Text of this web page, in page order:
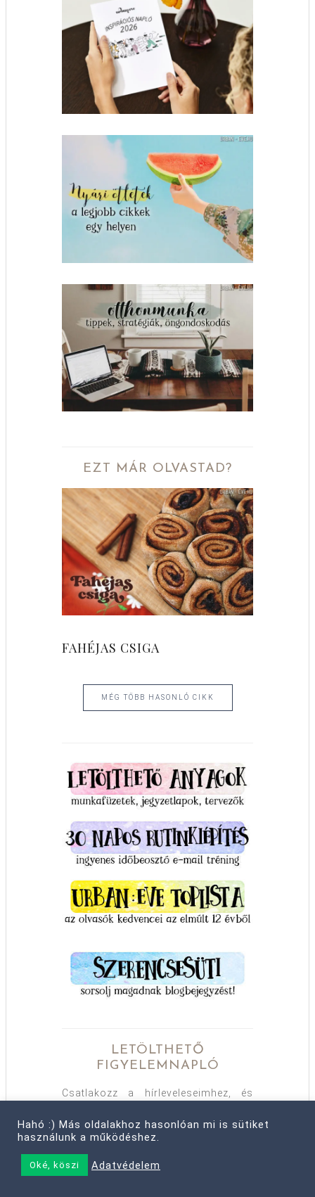
EZT MÁR OLVASTAD?
FAHÉJAS CSIGA
MÉG TÖBB HASONLÓ CIKK
LETÖLTHETŐ
FIGYELEMNAPLÓ
Csatlakozz a hírleveleseimhez, és
figyelemnaplót is! :)
Hahó :) Más oldalakhoz hasonlóan mi is sütiket
használunk a működéshez.
Oké, köszi Adatvédelem